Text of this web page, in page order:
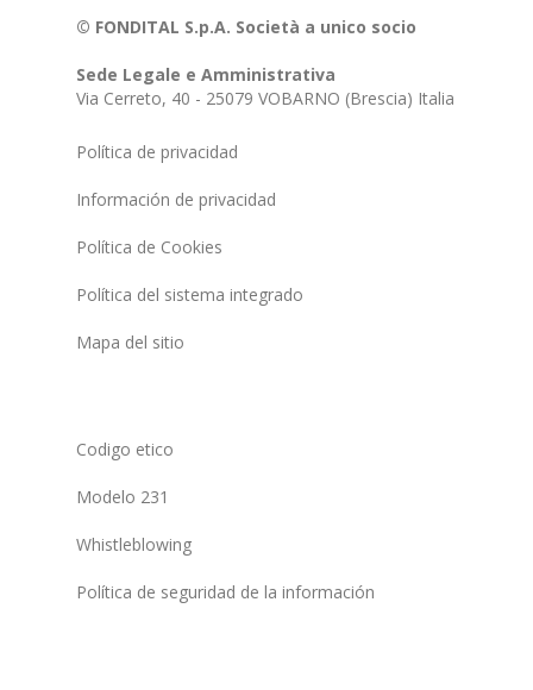
© FONDITAL S.p.A. Società a unico socio
Sede Legale e Amministrativa
Via Cerreto, 40 - 25079 VOBARNO (Brescia) Italia
Política de privacidad
Información de privacidad
Política de Cookies
Política del sistema integrado
Mapa del sitio
Codigo etico
Modelo 231
Whistleblowing
Política de seguridad de la información